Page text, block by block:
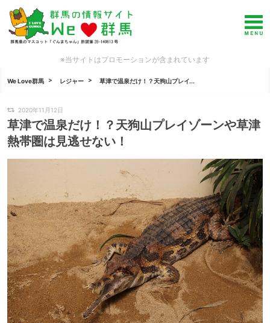
※当サイトはプロモーションが含まれています
We Love群馬 レジャー 草津で温泉だけ！？天狗山プレイ...
2020年11月12日
草津で温泉だけ！？天狗山プレイゾーンや草津
熱帯圏は見逃せない！